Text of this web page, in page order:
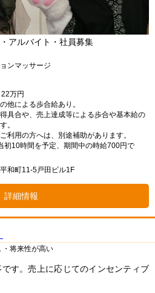
アルバイト・社員募集
ンマッサージ
万円
他による歩合給あり。
具合や、売上達成等による歩合や基本給の
。
利用の方へは、別途補助があります。
初10時間を予定、期間中の時給700円で
和町11-5戸田ビル1F
詳細情報
・将来性が高い
す。売上に応じてのインセンティブ